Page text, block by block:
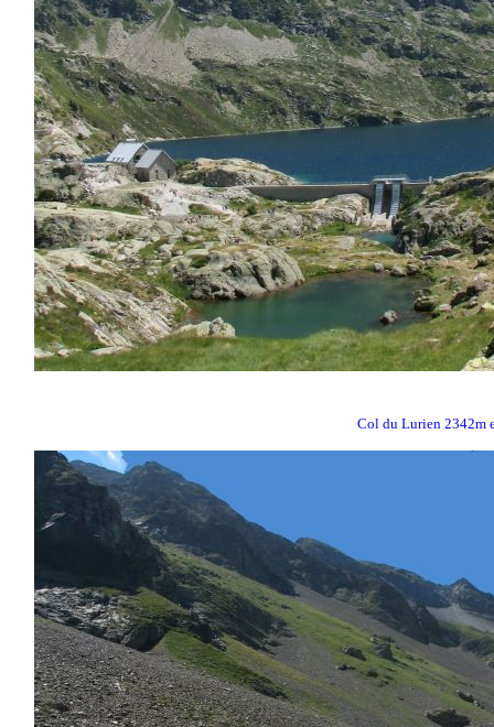
Col du Lurien 2342m